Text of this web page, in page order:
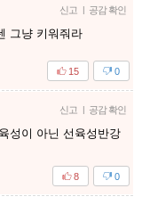
신고 | 공감 확인
그냥 키워줘라
0
15
신고 | 공감 확인
성이 아닌 선육성반강
0
8